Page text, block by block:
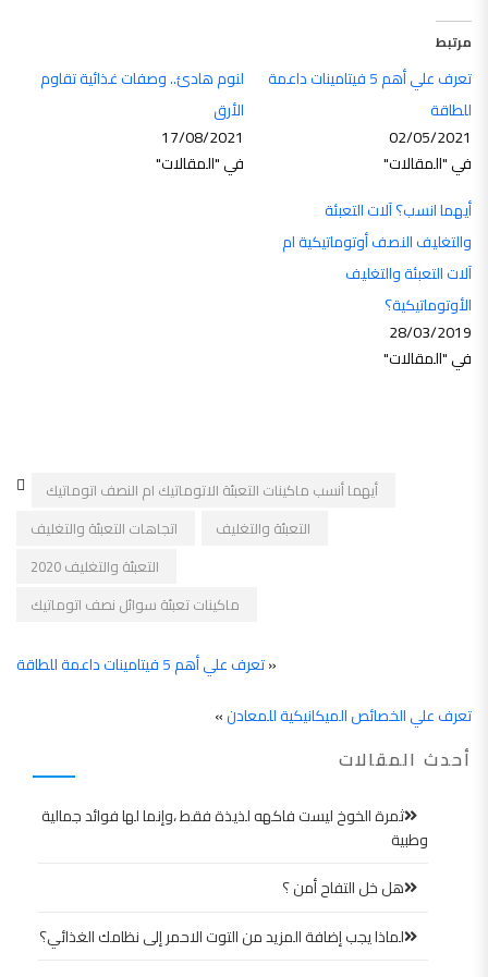
مرتبط
تعرف علي أهم 5 فيتامينات داعمة
للطاقة
02/05/2021
في "المقالات"
لنوم هادئ.. وصفات غذائية تقاوم
الأرق
17/08/2021
في "المقالات"
أيهما انسب؟ آلات التعبئة
والتغليف النصف أوتوماتيكية ام
آلات التعبئة والتغليف
الأوتوماتيكية؟
28/03/2019
في "المقالات"
أيهما أنسب ماكينات التعبئة الاتوماتيك ام النصف اتوماتيك
اتجاهات التعبئة والتغليف
التعبئة والتغليف
التعبئة والتغليف 2020
ماكينات تعبئة سوائل نصف اتوماتيك
«تعرف علي أهم 5 فيتامينات داعمة للطاقة
تعرف علي الخصائص الميكانيكية للمعادن»
أحدث المقالات
ثمرة الخوخ ليست فاكهه لذيذة فقط ،وإنما لها فوائد جمالية
وطبية
هل خل التفاح أمن ؟
لماذا يجب إضافة المزيد من التوت الاحمر إلى نظامك الغذائي؟